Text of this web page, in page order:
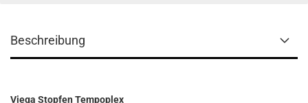
Beschreibung
Viega Stopfen Tempoplex